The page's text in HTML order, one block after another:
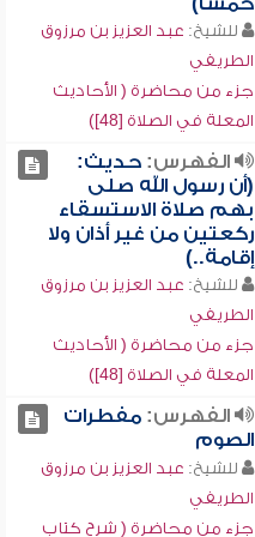
للشيخ: عبد العزيز بن مرزوق
الطريفي
جزء من محاضرة ( الأحاديث
المعلة في الصلاة [48])
الفهرس:حديث:
(أن رسول الله صلى
بهم صلاة الاستسقاء
ركعتين من غير أذان ولا
إقامة..)
للشيخ: عبد العزيز بن مرزوق
الطريفي
جزء من محاضرة ( الأحاديث
المعلة في الصلاة [48])
الفهرس:مفطرات
الصوم
للشيخ: عبد العزيز بن مرزوق
الطريفي
جزء من محاضرة ( شرح كتاب